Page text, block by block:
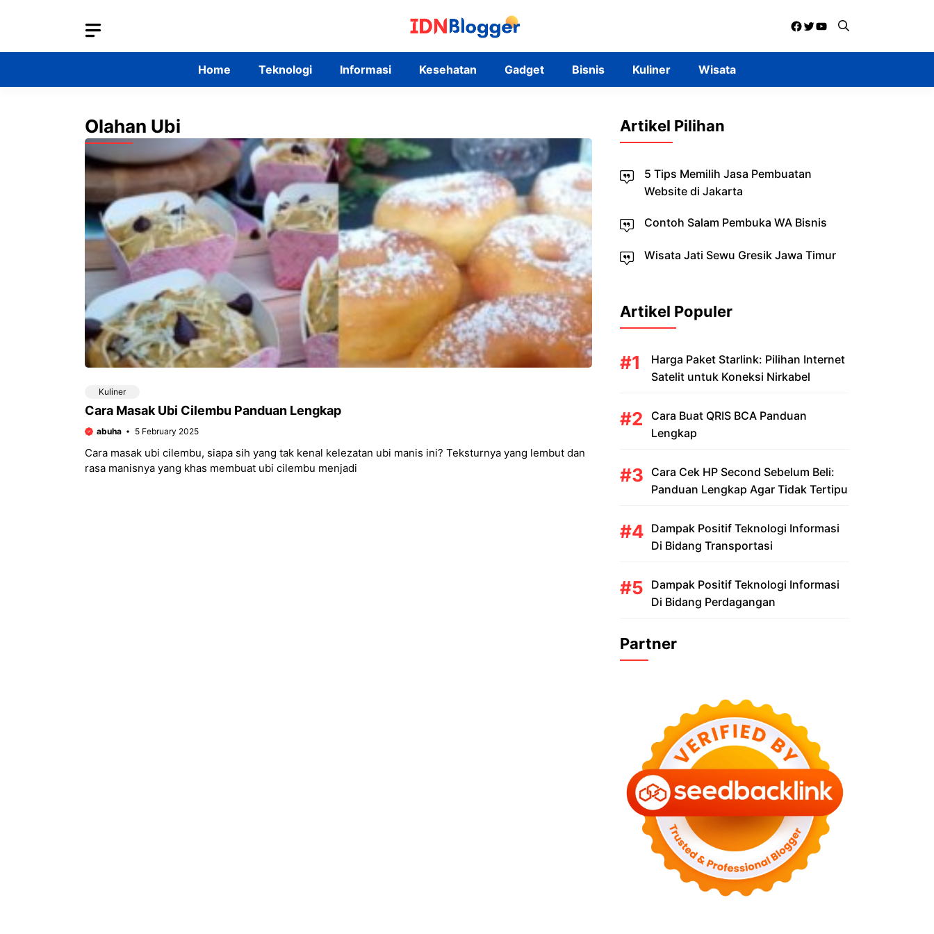
Facebook
Twitter
YouTube
Home Teknologi Informasi Kesehatan Gadget Bisnis Kuliner Wisata
Olahan Ubi
Kuliner
Cara Masak Ubi Cilembu Panduan Lengkap
abuha 5 February 2025
Cara masak ubi cilembu, siapa sih yang tak kenal kelezatan ubi manis ini? Teksturnya yang lembut dan
rasa manisnya yang khas membuat ubi cilembu menjadi
Artikel Pilihan
5 Tips Memilih Jasa Pembuatan
Website di Jakarta
Contoh Salam Pembuka WA Bisnis
Wisata Jati Sewu Gresik Jawa Timur
Artikel Populer
Harga Paket Starlink: Pilihan Internet
Satelit untuk Koneksi Nirkabel
Cara Buat QRIS BCA Panduan
Lengkap
Cara Cek HP Second Sebelum Beli:
Panduan Lengkap Agar Tidak Tertipu
Dampak Positif Teknologi Informasi
Di Bidang Transportasi
Dampak Positif Teknologi Informasi
Di Bidang Perdagangan
Partner